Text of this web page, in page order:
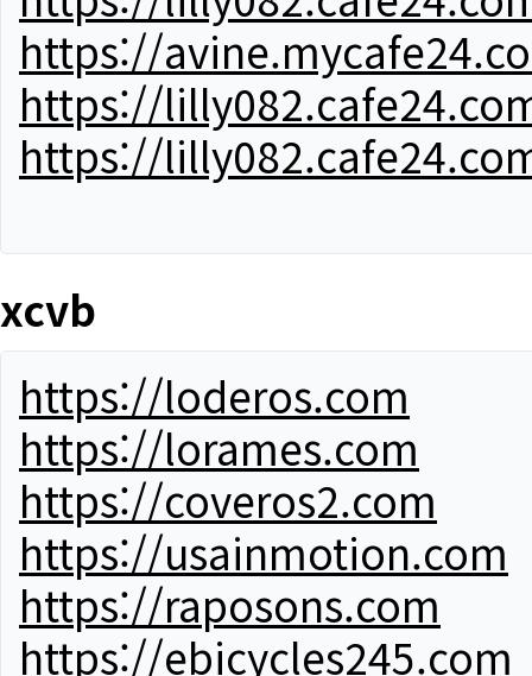
https://
https://
https://
xcvb
https://loderos.com
https://lorames.com
https://coveros2.com
https://usainmotion.com
https://raposons.com
https://ebicycles245.com